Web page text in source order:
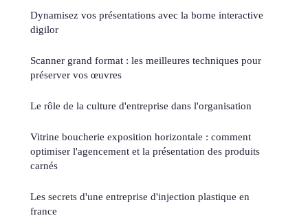
Dynamisez vos présentations avec la borne interactive
digilor
Scanner grand format : les meilleures techniques pour
préserver vos œuvres
Le rôle de la culture d'entreprise dans l'organisation
Vitrine boucherie exposition horizontale : comment
optimiser l'agencement et la présentation des produits
carnés
Les secrets d'une entreprise d'injection plastique en
france